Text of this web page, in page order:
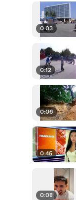
0:03
0:12
0:06
0:45
0:08